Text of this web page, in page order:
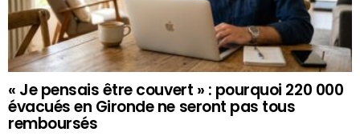
« Je pensais être couvert » : pourquoi 220 000
évacués en Gironde ne seront pas tous
remboursés